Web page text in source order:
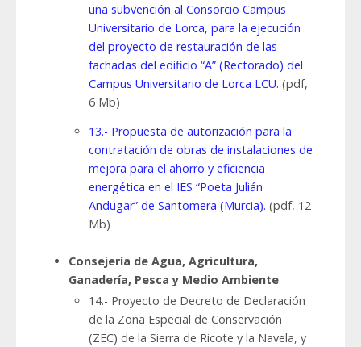
una subvención al Consorcio Campus
Universitario de Lorca, para la ejecución
del proyecto de restauración de las
fachadas del edificio “A” (Rectorado) del
Campus Universitario de Lorca LCU. (pdf,
6 Mb)
13.- Propuesta de autorización para la
contratación de obras de instalaciones de
mejora para el ahorro y eficiencia
energética en el IES “Poeta Julián
Andugar” de Santomera (Murcia). (pdf, 12
Mb)
Consejería de Agua, Agricultura,
Ganadería, Pesca y Medio Ambiente
14.- Proyecto de Decreto de Declaración
de la Zona Especial de Conservación
(ZEC) de la Sierra de Ricote y la Navela, y